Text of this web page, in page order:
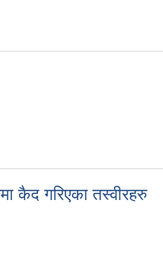
कैद गरिएका तस्वीरहरु